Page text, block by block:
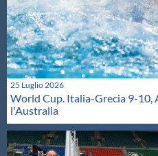
25 Luglio 2026
World Cup. Italia-Grecia 9-10,
l'Australia